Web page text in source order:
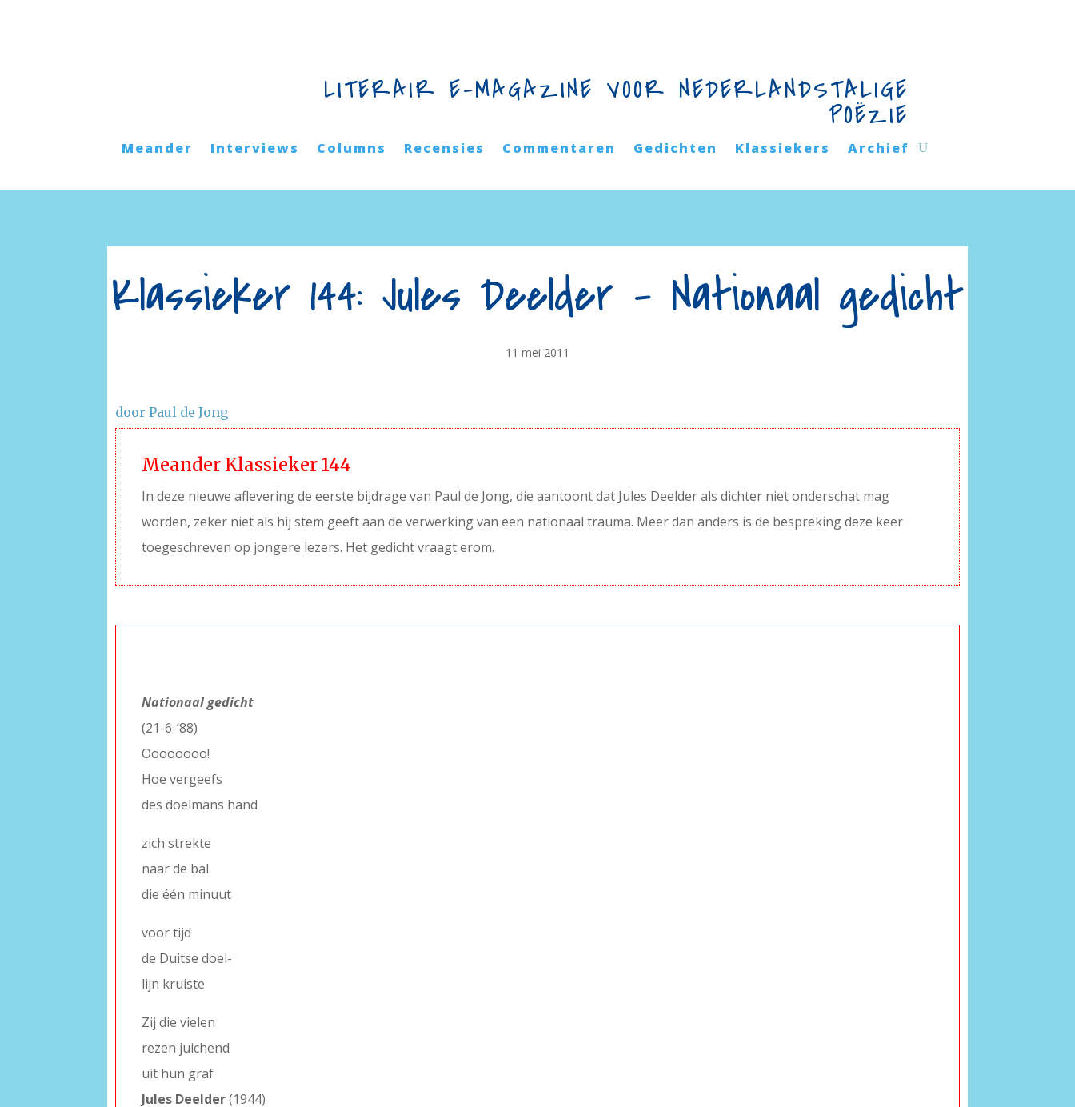
LITERAIR E-MAGAZINE VOOR NEDERLANDSTALIGE
POËZIE
Meander Interviews Columns Recensies Commentaren Gedichten Klassiekers Archief
Klassieker 144: Jules Deelder – Nationaal gedicht
11 mei 2011
door Paul de Jong
Meander Klassieker 144
In deze nieuwe aflevering de eerste bijdrage van Paul de Jong, die aantoont dat Jules Deelder als dichter niet onderschat mag
worden, zeker niet als hij stem geeft aan de verwerking van een nationaal trauma. Meer dan anders is de bespreking deze keer
toegeschreven op jongere lezers. Het gedicht vraagt erom.
Nationaal gedicht
(21-6-’88)
Oooooooo!
Hoe vergeefs
des doelmans hand
zich strekte
naar de bal
die één minuut
voor tijd
de Duitse doel-
lijn kruiste
Zij die vielen
rezen juichend
uit hun graf
Jules Deelder(1944)